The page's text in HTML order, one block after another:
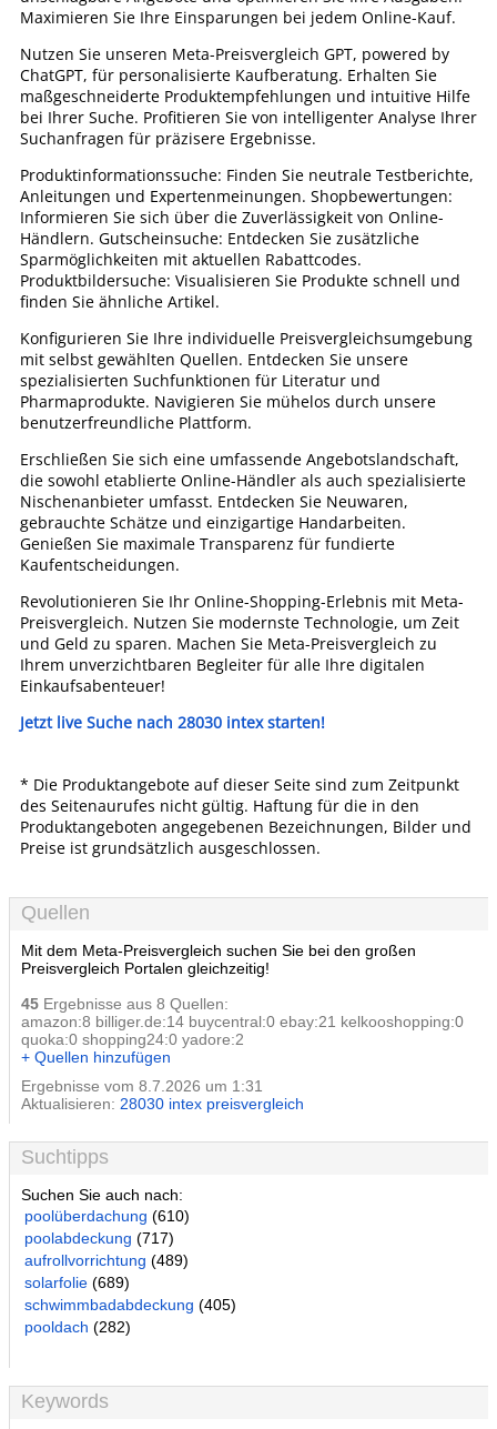
Maximieren Sie Ihre Einsparungen bei jedem Online-Kauf.
Nutzen Sie unseren Meta-Preisvergleich GPT, powered by
ChatGPT, für personalisierte Kaufberatung. Erhalten Sie
maßgeschneiderte Produktempfehlungen und intuitive Hilfe
bei Ihrer Suche. Profitieren Sie von intelligenter Analyse Ihrer
Suchanfragen für präzisere Ergebnisse.
Produktinformationssuche: Finden Sie neutrale Testberichte,
Anleitungen und Expertenmeinungen. Shopbewertungen:
Informieren Sie sich über die Zuverlässigkeit von Online-
Händlern. Gutscheinsuche: Entdecken Sie zusätzliche
Sparmöglichkeiten mit aktuellen Rabattcodes.
Produktbildersuche: Visualisieren Sie Produkte schnell und
finden Sie ähnliche Artikel.
Konfigurieren Sie Ihre individuelle Preisvergleichsumgebung
mit selbst gewählten Quellen. Entdecken Sie unsere
spezialisierten Suchfunktionen für Literatur und
Pharmaprodukte. Navigieren Sie mühelos durch unsere
benutzerfreundliche Plattform.
Erschließen Sie sich eine umfassende Angebotslandschaft,
die sowohl etablierte Online-Händler als auch spezialisierte
Nischenanbieter umfasst. Entdecken Sie Neuwaren,
gebrauchte Schätze und einzigartige Handarbeiten.
Genießen Sie maximale Transparenz für fundierte
Kaufentscheidungen.
Revolutionieren Sie Ihr Online-Shopping-Erlebnis mit Meta-
Preisvergleich. Nutzen Sie modernste Technologie, um Zeit
und Geld zu sparen. Machen Sie Meta-Preisvergleich zu
Ihrem unverzichtbaren Begleiter für alle Ihre digitalen
Einkaufsabenteuer!
Jetzt live Suche nach 28030 intex starten!
* Die Produktangebote auf dieser Seite sind zum Zeitpunkt
des Seitenaurufes nicht gültig. Haftung für die in den
Produktangeboten angegebenen Bezeichnungen, Bilder und
Preise ist grundsätzlich ausgeschlossen.
Quellen
Mit dem Meta-Preisvergleich suchen Sie bei den großen
Preisvergleich Portalen gleichzeitig!
45 Ergebnisse aus 8 Quellen:
amazon:8 billiger.de:14 buycentral:0 ebay:21 kelkooshopping:0
quoka:0 shopping24:0 yadore:2
+ Quellen hinzufügen
Ergebnisse vom 8.7.2026 um 1:31
Aktualisieren: 28030 intex preisvergleich
Suchtipps
Suchen Sie auch nach:
poolüberdachung (610)
poolabdeckung (717)
aufrollvorrichtung (489)
solarfolie (689)
schwimmbadabdeckung (405)
pooldach (282)
Keywords